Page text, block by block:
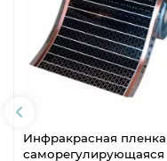
Инфракрасная пленка
саморегулирующаяся